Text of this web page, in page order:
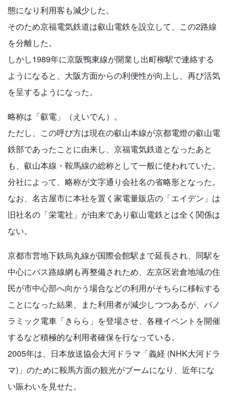
態になり利用客も減少した。
そのため京福電気鉄道は叡山電鉄を設立して、この2路線
を分離した。
しかし1989年に京阪鴨東線が開業し出町柳駅で連絡する
ようになると、大阪方面からの利便性が向上し、再び活気
を呈するようになった。
略称は「叡電」（えいでん）。
ただし、この呼び方は現在の叡山本線が京都電燈の叡山電
鉄部であったことに由来し、京福電気鉄道となったあと
も、叡山本線・鞍馬線の総称として一般に使われていた。
分社によって、略称が文字通り会社名の省略形となった。
なお、名古屋市に本社を置く家電量販店の「エイデン」は
旧社名の「栄電社」が由来であり叡山電鉄とは全く関係は
ない。
京都市営地下鉄烏丸線が国際会館駅まで延長され、同駅を
中心にバス路線網も再整備されため、左京区岩倉地域の住
民が市中心部へ向かう場合などの利用がそちらに移転する
ことになった結果、また利用者が減少しつつあるが、パノ
ラミック電車「きらら」を登場させ、各種イベントを開催
するなど積極的な利用者確保を行なっている。
2005年は、日本放送協会大河ドラマ「義経 (NHK大河ドラ
マ)」のために鞍馬方面の観光がブームになり、近年にな
い賑わいを見せた。